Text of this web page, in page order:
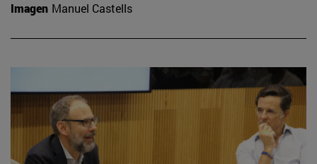
Imagen Manuel Castells